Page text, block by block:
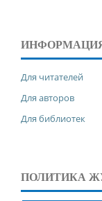
Для читателей
Для авторов
Для библиотек
ПОЛИТИКА